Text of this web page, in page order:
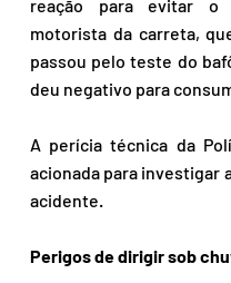
reação para evitar o
motorista da carreta,
passou pelo teste do
A perícia técnica da
acionada para investigar
acidente.
Perigos de dirigir sob